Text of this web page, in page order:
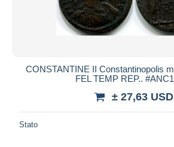
CONSTANTINE II Constantinopolis
FEL TEMP REP..
± 27,63 USD
Stato